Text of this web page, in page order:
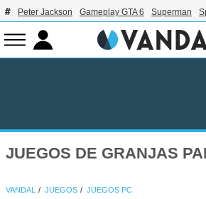
Peter Jackson Gameplay GTA 6 Superman
JUEGOS DE GRANJAS
VANDAL JUEGOS JUEGOS PC